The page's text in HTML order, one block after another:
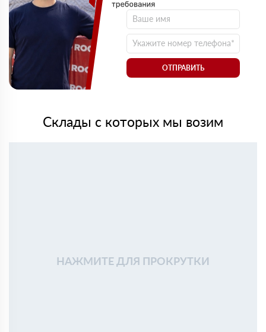
ОТПРАВИТЬ
Склады с которых мы возим
НАЖМИТЕ ДЛЯ ПРОКРУТКИ